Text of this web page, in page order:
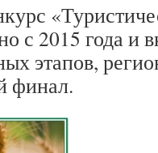
с 2015 года и
этапов,
финал.